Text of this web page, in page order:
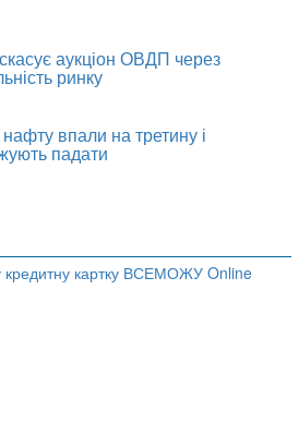
кредитну картку ВСЕМОЖУ Online